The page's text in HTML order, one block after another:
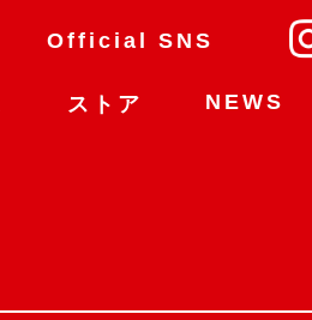
Official SNS
ストア NEWS